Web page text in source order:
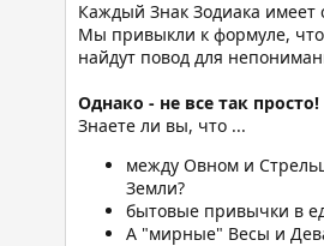
Каждый Знак Зодиака имеет
Мы привыкли к формуле, что
найдут повод для
Однако - не все так просто!
Знаете ли вы, что ...
между Овном и
Земли?
бытовые привычки в
А "мирные" Весы и Дева